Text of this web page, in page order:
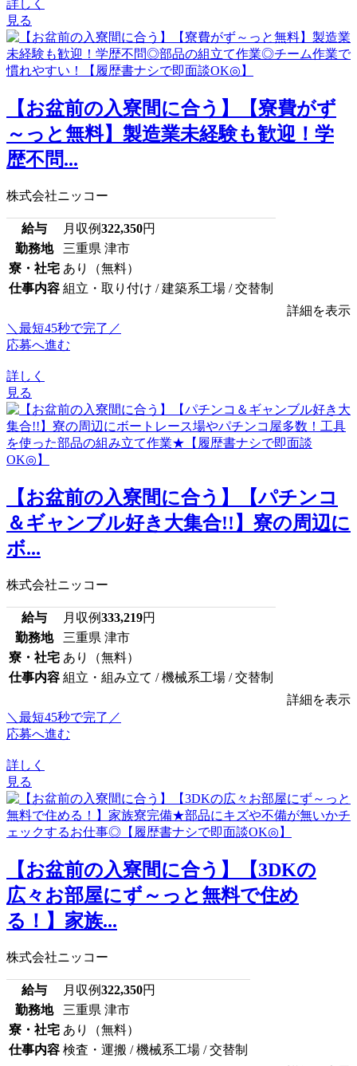
詳しく
見る
【お盆前の入寮間に合う】【寮費がず
～っと無料】製造業未経験も歓迎！学
歴不問...
株式会社ニッコー
給与 月収例322,350円
勤務地
三重県 津市
寮・社宅 あり（無料）
仕事内容 組立・取り付け / 建築系工場 / 交替制
詳細を表示
＼最短45秒で完了／
応募へ進む
詳しく
見る
【お盆前の入寮間に合う】【パチンコ
＆ギャンブル好き大集合!!】寮の周辺に
ボ...
株式会社ニッコー
給与 月収例333,219円
勤務地
三重県 津市
寮・社宅 あり（無料）
仕事内容 組立・組み立て / 機械系工場 / 交替制
詳細を表示
＼最短45秒で完了／
応募へ進む
詳しく
見る
【お盆前の入寮間に合う】【3DKの
広々お部屋にず～っと無料で住め
る！】家族...
株式会社ニッコー
給与 月収例322,350円
勤務地
三重県 津市
寮・社宅 あり（無料）
仕事内容 検査・運搬 / 機械系工場 / 交替制